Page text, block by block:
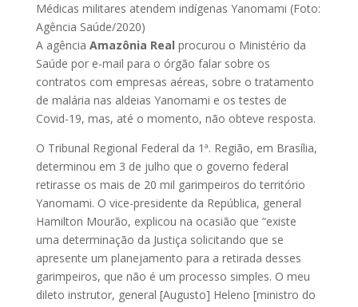
Médicas militares atendem indígenas Yanomami (Foto:
Agência Saúde/2020)
A agência Amazônia Real procurou o Ministério da
Saúde por e-mail para o órgão falar sobre os
contratos com empresas aéreas, sobre o tratamento
de malária nas aldeias Yanomami e os testes de
Covid-19, mas, até o momento, não obteve resposta.
O Tribunal Regional Federal da 1ª. Região, em Brasília,
determinou em 3 de julho que o governo federal
retirasse os mais de 20 mil garimpeiros do território
Yanomami. O vice-presidente da República, general
Hamilton Mourão, explicou na ocasião que “existe
uma determinação da Justiça solicitando que se
apresente um planejamento para a retirada desses
garimpeiros, que não é um processo simples. O meu
dileto instrutor, general [Augusto] Heleno [ministro do